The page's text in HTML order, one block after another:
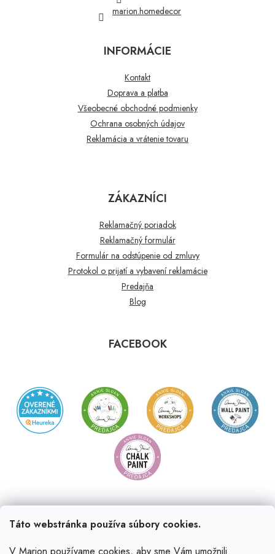
Táto webstránka používa súbory cookies.
marion.homedecor
INFORMÁCIE
Kontakt
Doprava a platba
Všeobecné obchodné podmienky
Ochrana osobných údajov
Reklamácia a vrátenie tovaru
ZÁKAZNÍCI
Reklamačný poriadok
Reklamačný formulár
Formulár na odstúpenie od zmluvy
Protokol o prijatí a vybavení reklamácie
Predajňa
Blog
FACEBOOK